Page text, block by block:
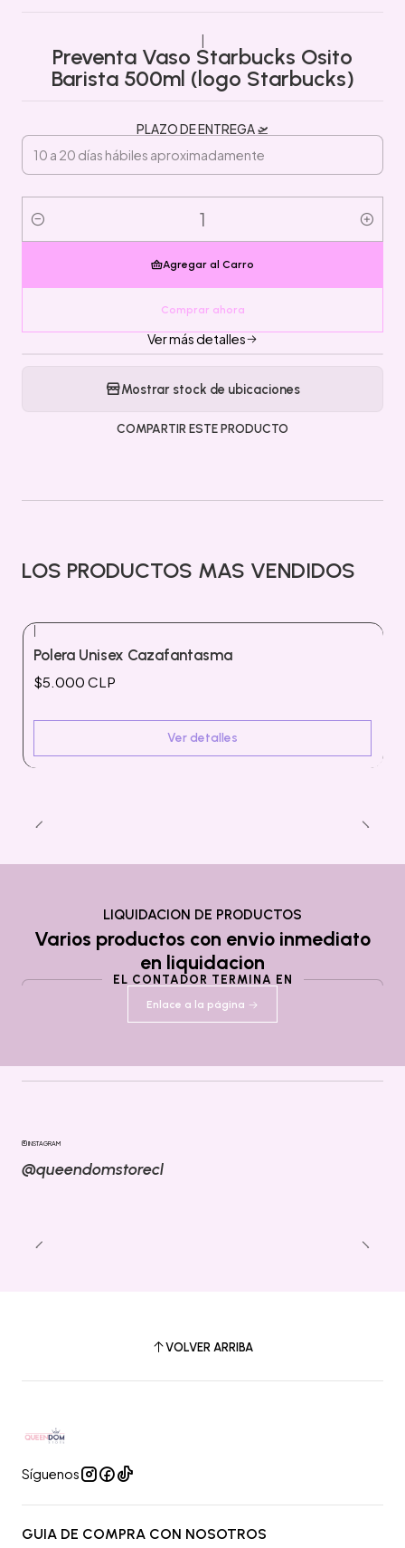
Preventa Vaso Starbucks Osito
Barista 500ml (logo Starbucks)
PLAZO DE ENTREGA 🛫
Cantidad
Agregar al Carro
Comprar ahora
Ver más detalles
Mostrar stock de ubicaciones
COMPARTIR ESTE PRODUCTO
LOS PRODUCTOS MAS VENDIDOS
Polera Unisex Cazafantasma
$5.000 CLP
Ver detalles
LIQUIDACION DE PRODUCTOS
Varios productos con envio inmediato
en liquidacion
EL CONTADOR TERMINA EN
Enlace a la página
INSTAGRAM
@queendomstorecl
VOLVER ARRIBA
Síguenos
GUIA DE COMPRA CON NOSOTROS